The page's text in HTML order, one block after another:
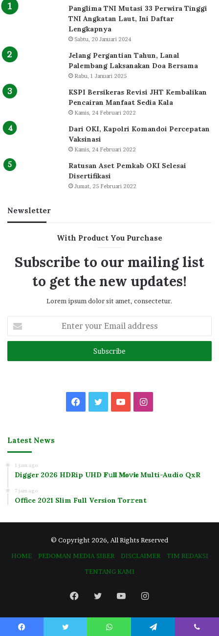
Panglima TNI Mutasi 33 Perwira Tinggi
TNI Angkatan Laut, Ini Daftar
Lengkapnya
Sabtu, 20 Januari 2024
Jelang Pergantian Tahun, Lanal
Palembang Laksanakan Doa Bersama
Rabu, 1 Januari 2025
KSPI Bersikeras Revisi JHT Kembalikan
Pencairan Manfaat Sedia Kala
Kamis, 24 Februari 2022
Dari OKI, Kapolri Komandoi Percepatan
Vaksinasi
Kamis, 24 Februari 2022
Ratusan Aset Pemkab OKI Selesai
Disertifikasi
Jumat, 25 Februari 2022
Newsletter
With Product You Purchase
Subscribe to our mailing list
to get the new updates!
Lorem ipsum dolor sit amet, consectetur.
your
Email
Facebook
TwitterYouTubeInstagram
Latest News
1 jam ago
Digger 2026 HDRip UHD 𝐅𝚞𝐥𝐥 𝐌𝐨𝚟𝐢𝐞 Multi-Audio QxR
7 jam ago
Office 2021 Slim Full Version Tor𝚛ent
© Copyright 2026, All Rights Reserved
HOME
PEDOMAN MEDIA SIBER DISCLAIMER
TIM REDAKSI
TENTANG KAMI
Facebook
TwitterYouTubeInstagram